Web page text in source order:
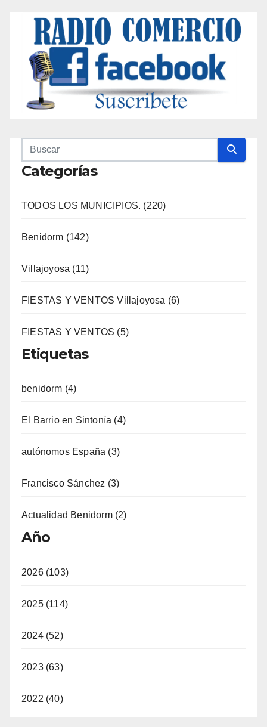
Categorías
TODOS LOS MUNICIPIOS. (220)
Benidorm (142)
Villajoyosa (11)
FIESTAS Y VENTOS Villajoyosa (6)
FIESTAS Y VENTOS (5)
Etiquetas
benidorm (4)
El Barrio en Sintonía (4)
autónomos España (3)
Francisco Sánchez (3)
Actualidad Benidorm (2)
Año
2026 (103)
2025 (114)
2024 (52)
2023 (63)
2022 (40)